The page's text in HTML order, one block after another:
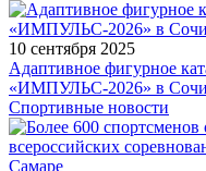
10 сентября 2025
Адаптивное фигурное
«ИМПУЛЬС-2026» в Сочи
Спортивные новости